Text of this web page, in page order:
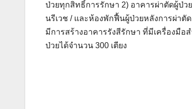
ป่วยทุกสิทธิ์การรักษา 2) อาคารผ่าตัดผู้ป่ว
นรีเวช / และห้องพักฟื้นผู้ป่วยหลังการผ่าตั
มีการสร้างอาคารรังสีรักษา ที่มีเครื่องมือ
ป่วยได้จำนวน 300 เตียง